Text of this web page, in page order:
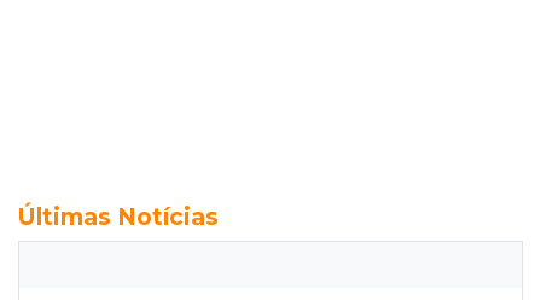
Últimas Notícias